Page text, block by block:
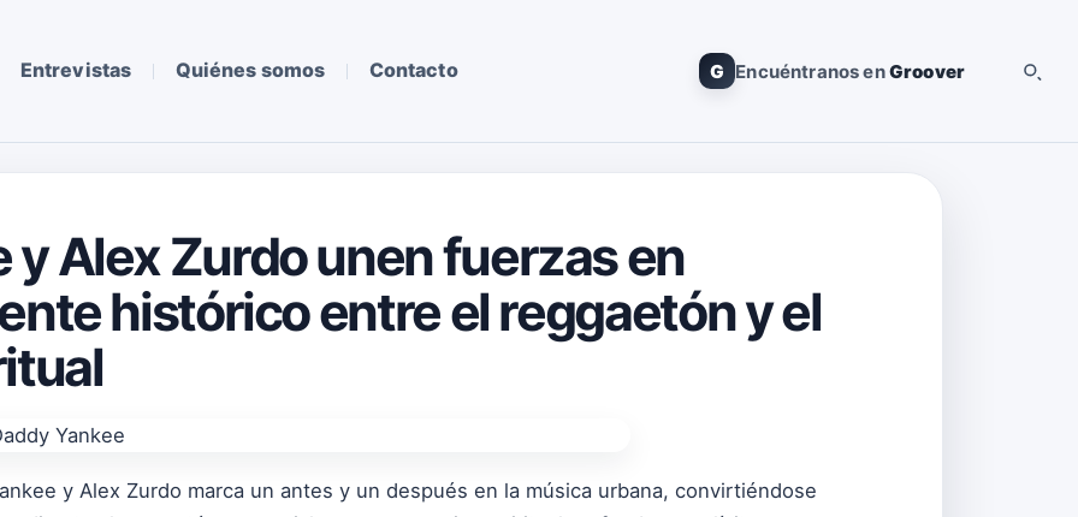
Entrevistas Quiénes somos Contacto G Encuéntranos enGroover
y Alex Zurdo unen fuerzas en
histórico entre el reggaetón y el
y Alex Zurdo marca un antes y un después en la música urbana, convirtiéndose